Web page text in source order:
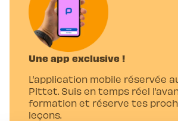
Une app exclusive !
L’application mobile réservée
Pittet. Suis en temps réel
formation et réserve tes
leçons.